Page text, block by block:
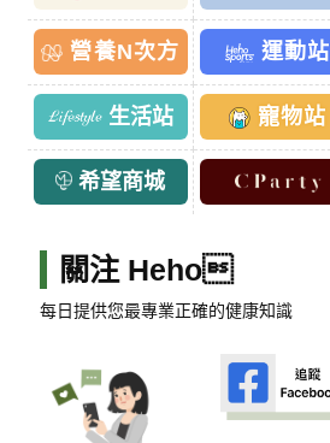
營養N次方 運動站
生活站 寵物站
希望商城
關注 Heho
每日提供您最專業正確的健康知識